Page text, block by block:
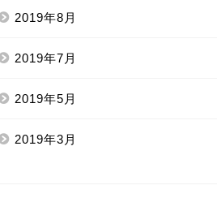
2019年8月
2019年7月
2019年5月
2019年3月